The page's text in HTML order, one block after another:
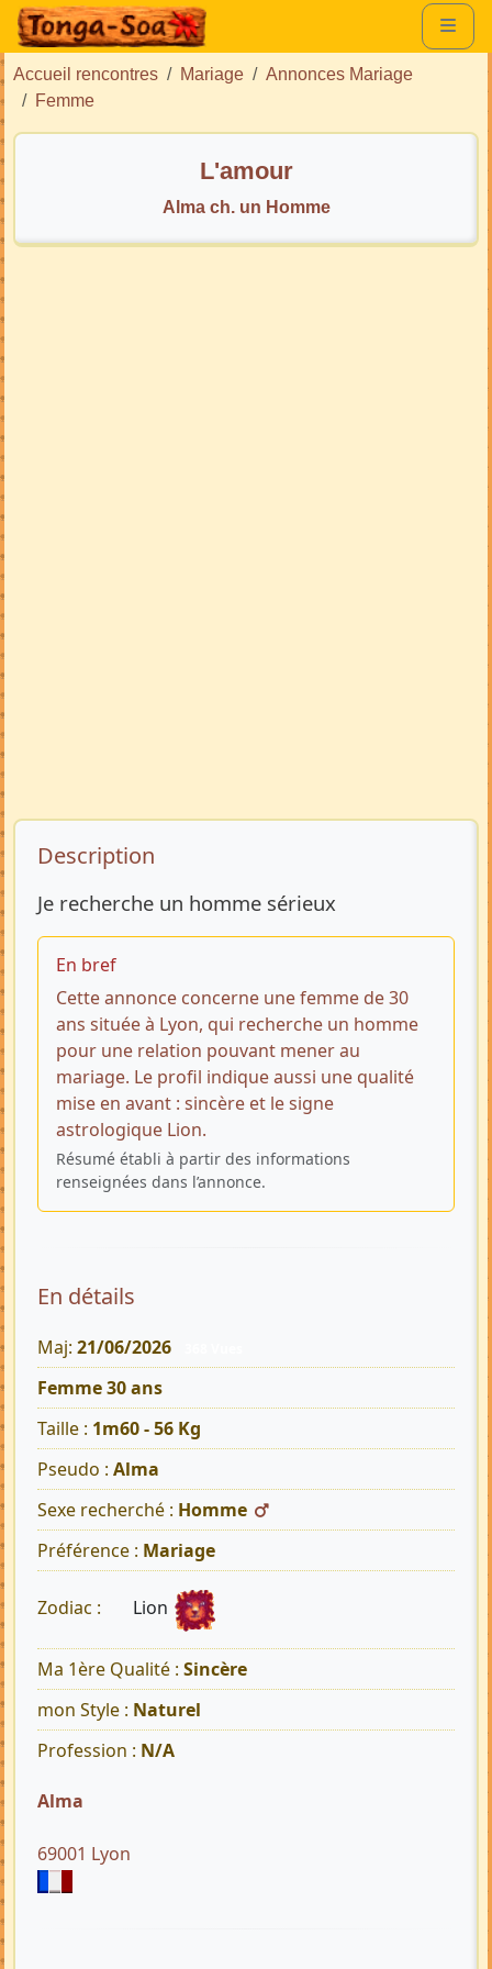
Accueil rencontres Mariage
Annonces Mariage
Femme
L'amour
Alma ch. un Homme
Description de l’annonce
Description
Je recherche un homme sérieux
En bref
Cette annonce concerne une femme de 30
ans située à Lyon, qui recherche un homme
pour une relation pouvant mener au
mariage. Le profil indique aussi une qualité
mise en avant : sincère et le signe
astrologique Lion.
Résumé établi à partir des informations
renseignées dans l’annonce.
En détails
Maj: 21/06/2026
Femme 30 ans
Taille : 1m60 - 56 Kg
Pseudo : Alma
Sexe recherché : Homme
Préférence : Mariage
Zodiac : Lion
Ma 1ère Qualité : Sincère
mon Style : Naturel
Profession : N/A
Alma
69001 Lyon